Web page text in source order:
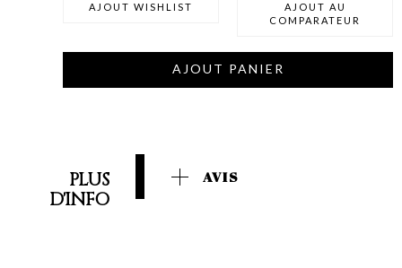
AJOUT WISHLIST
AJOUT AU
COMPARATEUR
AJOUT PANIER
PLUS
D'INFO
AVIS